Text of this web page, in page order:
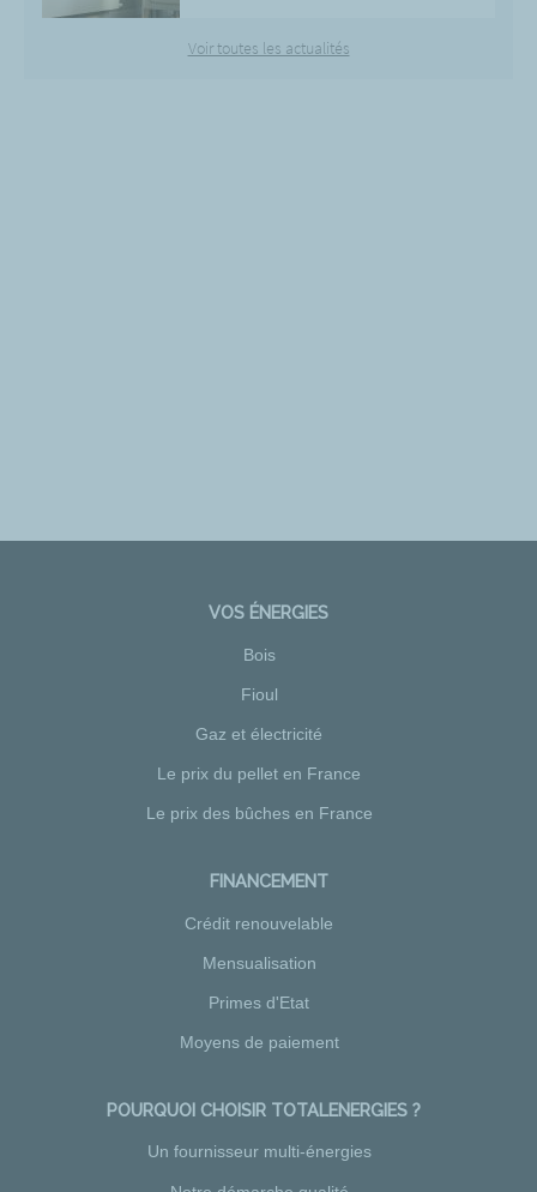
Voir toutes les actualités
VOS ÉNERGIES
Bois
Fioul
Gaz et électricité
Le prix du pellet en France
Le prix des bûches en France
FINANCEMENT
Crédit renouvelable
Mensualisation
Primes d'Etat
Moyens de paiement
POURQUOI CHOISIR TOTALENERGIES ?
Un fournisseur multi-énergies